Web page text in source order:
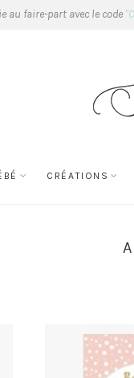
au faire-part avec le code
CRÉATIONS